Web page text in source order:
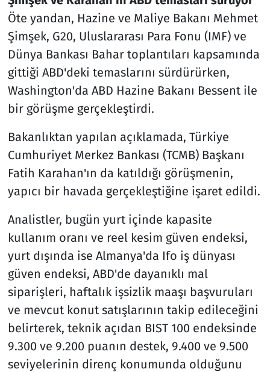
Öte yandan, Hazine ve Maliye Bakanı Mehmet
Şimşek, G20, Uluslararası Para Fonu (IMF) ve
Dünya Bankası Bahar toplantıları kapsamında
gittiği ABD'deki temaslarını sürdürürken,
Washington'da ABD Hazine Bakanı Bessent ile
bir görüşme gerçekleştirdi.
Bakanlıktan yapılan açıklamada, Türkiye
Cumhuriyet Merkez Bankası (TCMB) Başkanı
Fatih Karahan'ın da katıldığı görüşmenin,
yapıcı bir havada gerçekleştiğine işaret edildi.
Analistler, bugün yurt içinde kapasite
kullanım oranı ve reel kesim güven endeksi,
yurt dışında ise Almanya'da Ifo iş dünyası
güven endeksi, ABD'de dayanıklı mal
siparişleri, haftalık işsizlik maaşı başvuruları
ve mevcut konut satışlarının takip edileceğini
belirterek, teknik açıdan BIST 100 endeksinde
9.300 ve 9.200 puanın destek, 9.400 ve 9.500
seviyelerinin direnç konumunda olduğunu